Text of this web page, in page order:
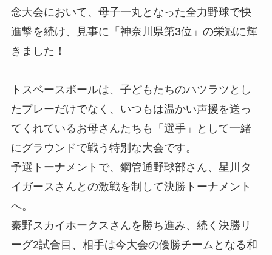
念大会において、母子一丸となった全力野球で快
進撃を続け、見事に「神奈川県第3位」の栄冠に輝
きました！
トスベースボールは、子どもたちのハツラツとし
たプレーだけでなく、いつもは温かい声援を送っ
てくれているお母さんたちも「選手」として一緒
にグラウンドで戦う特別な大会です。
予選トーナメントで、鋼管通野球部さん、星川タ
イガースさんとの激戦を制して決勝トーナメント
へ。
秦野スカイホークスさんを勝ち進み、続く決勝リ
ーグ2試合目、相手は今大会の優勝チームとなる和